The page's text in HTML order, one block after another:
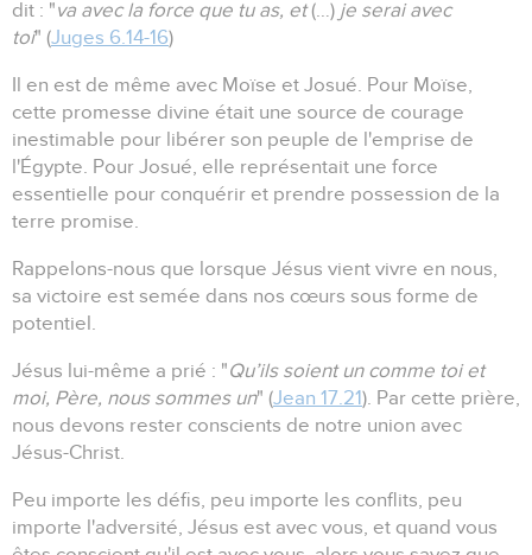
dit : "va avec la force que tu as, et(…) je serai avec
toi" (Juges 6.14-16)
Il en est de même avec Moïse et Josué. Pour Moïse,
cette promesse divine était une source de courage
inestimable pour libérer son peuple de l'emprise de
l'Égypte. Pour Josué, elle représentait une force
essentielle pour conquérir et prendre possession de la
terre promise.
Rappelons-nous que lorsque Jésus vient vivre en nous,
sa victoire est semée dans nos cœurs sous forme de
potentiel.
Jésus lui-même a prié : "Qu’ils soient un comme toi et
moi, Père, nous sommes un" (Jean 17.21). Par cette prière,
nous devons rester conscients de notre union avec
Jésus-Christ.
Peu importe les défis, peu importe les conflits, peu
importe l'adversité, Jésus est avec vous, et quand vous